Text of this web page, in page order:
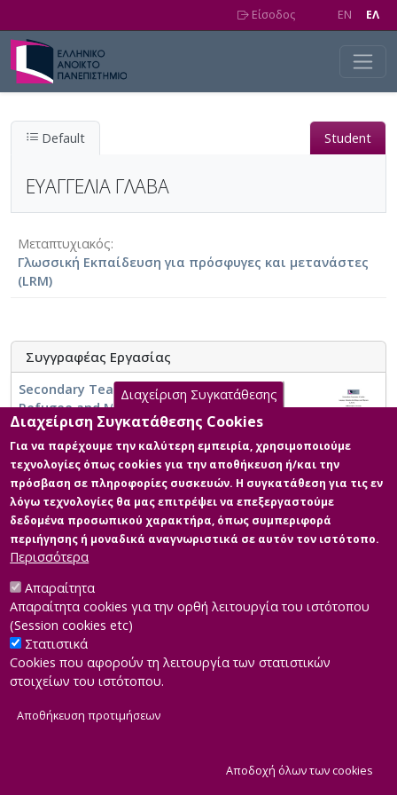
Είσοδος EN EΛ
Default Student
ΕΥΑΓΓΕΛΙΑ ΓΛΑΒΑ
Μεταπτυχιακός
Γλωσσική Εκπαίδευση για πρόσφυγες και μετανάστες
(LRM)
Συγγραφέας Εργασίας
Secondary Teachers’ Perspectives on
Refugee and Migrant Children Education
Developed byINTEROPTICS
Διαχείριση Συγκατάθεσης
Διαχείριση Συγκατάθεσης Cookies
Για να παρέχουμε την καλύτερη εμπειρία, χρησιμοποιούμε
τεχνολογίες όπως cookies για την αποθήκευση ή/και την
πρόσβαση σε πληροφορίες συσκευών. Η συγκατάθεση για τις εν
λόγω τεχνολογίες θα μας επιτρέψει να επεξεργαστούμε
δεδομένα προσωπικού χαρακτήρα, όπως συμπεριφορά
περιήγησης ή μοναδικά αναγνωριστικά σε αυτόν τον ιστότοπο.
Περισσότερα
Απαραίτητα
Απαραίτητα cookies για την ορθή λειτουργία του ιστότοπου
(Session cookies etc)
Στατιστικά
Cookies που αφορούν τη λειτουργία των στατιστικών
στοιχείων του ιστότοπου.
Αποθήκευση προτιμήσεων
Αποδοχή όλων των cookies